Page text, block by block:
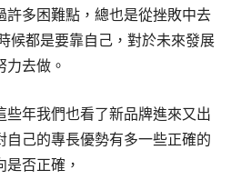
許多困難點，總也是從挫敗中去
候都是要靠自己，對於未來發展
去做。
年我們也看了新品牌進來又出
己的專長優勢有多一些正確的
否正確，